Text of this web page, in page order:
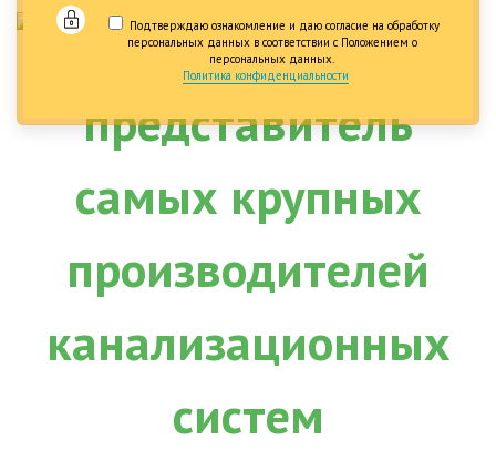
Подтверждаю ознакомление и даю согласие на обработку
персональных данных в соответствии с Положением о
персональных данных.
Политика конфиденциальности